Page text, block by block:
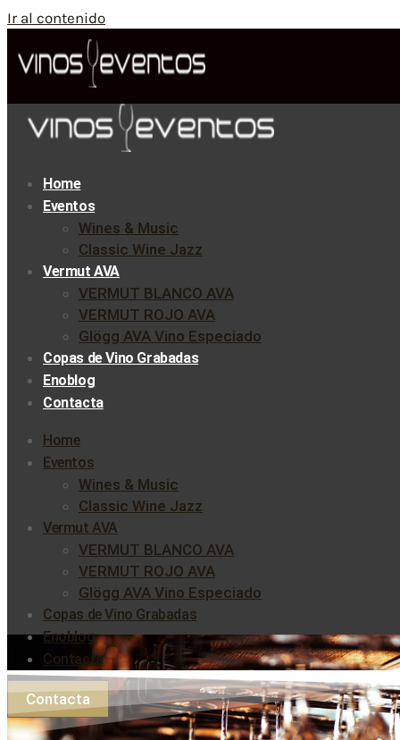
Ir al contenido
Home
Eventos
Wines & Music
Classic Wine Jazz
Vermut AVA
VERMUT BLANCO AVA
VERMUT ROJO AVA
Glögg AVA Vino Especiado
Copas de Vino Grabadas
Enoblog
Contacta
Home
Eventos
Wines & Music
Classic Wine Jazz
Vermut AVA
VERMUT BLANCO AVA
VERMUT ROJO AVA
Glögg AVA Vino Especiado
Copas de Vino Grabadas
Enoblog
Contacta
Contacta